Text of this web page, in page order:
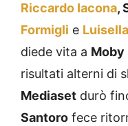
Riccardo Iacona,
Formigli e
diede vita a Moby
risultati alterni di
Mediaset durò
Santoro fece